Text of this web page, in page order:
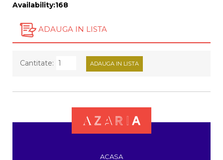
Availability:168
ADAUGA IN LISTA
Cantitate:
ACASA